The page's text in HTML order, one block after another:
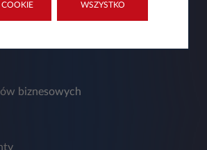
biznesowych
COOKIE
WSZYSTKO